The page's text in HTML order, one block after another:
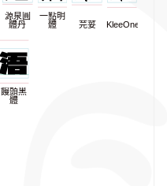
源泉圓
體丹
一點明
體
芫荽 KleeOne
饅頭黑
體